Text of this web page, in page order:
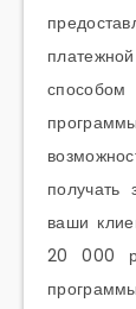
получать
ваши
20 000